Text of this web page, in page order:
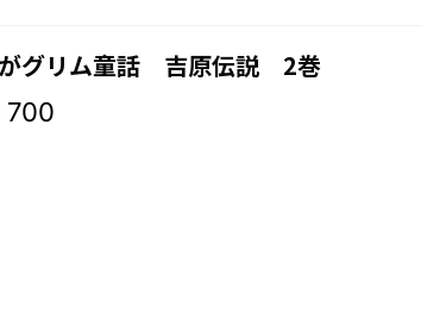
グリム童話 吉原伝説 2巻
700